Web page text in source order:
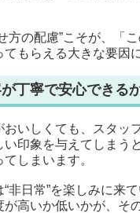
方の配慮”こそが、「
もらえる大きな要因
丁寧で安心できる
おいしくても、スタッ
い印象を与えてしまう
しまいます。
非日常”を楽しみに来
が高いか低いかが、そ